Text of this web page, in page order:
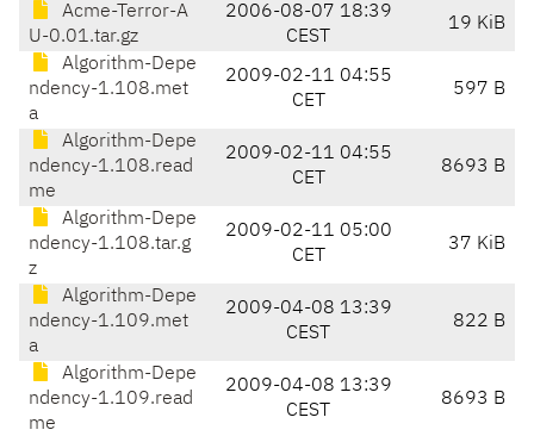
Acme-Terror-A
U-0.01.tar.gz
2006-08-07 18:39
CEST
19 KiB
Algorithm-Depe
ndency-1.108.met
a
2009-02-11 04:55
CET
597 B
Algorithm-Depe
ndency-1.108.read
me
2009-02-11 04:55
CET
8693 B
Algorithm-Depe
ndency-1.108.tar.g
z
2009-02-11 05:00
CET
37 KiB
Algorithm-Depe
ndency-1.109.met
a
2009-04-08 13:39
CEST
822 B
Algorithm-Depe
ndency-1.109.read
me
2009-04-08 13:39
CEST
8693 B